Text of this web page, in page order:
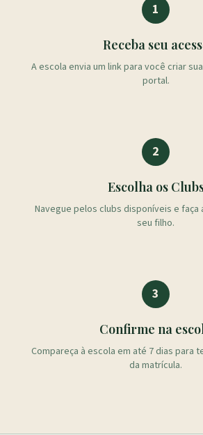
1
Receba seu
A escola envia um link para você criar
portal.
2
Escolha os
Navegue pelos clubs disponíveis e faça
seu filho.
3
Confirme na
Compareça à escola em até 7 dias para
da matrícula.